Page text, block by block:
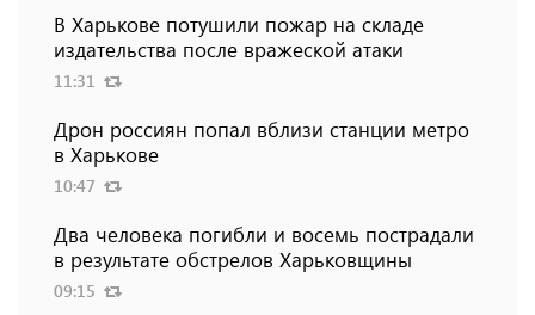
В Харькове потушили пожар на складе
издательства после вражеской атаки
11:31
Дрон россиян попал вблизи станции метро
в Харькове
10:47
Два человека погибли и восемь пострадали
в результате обстрелов Харьковщины
09:15